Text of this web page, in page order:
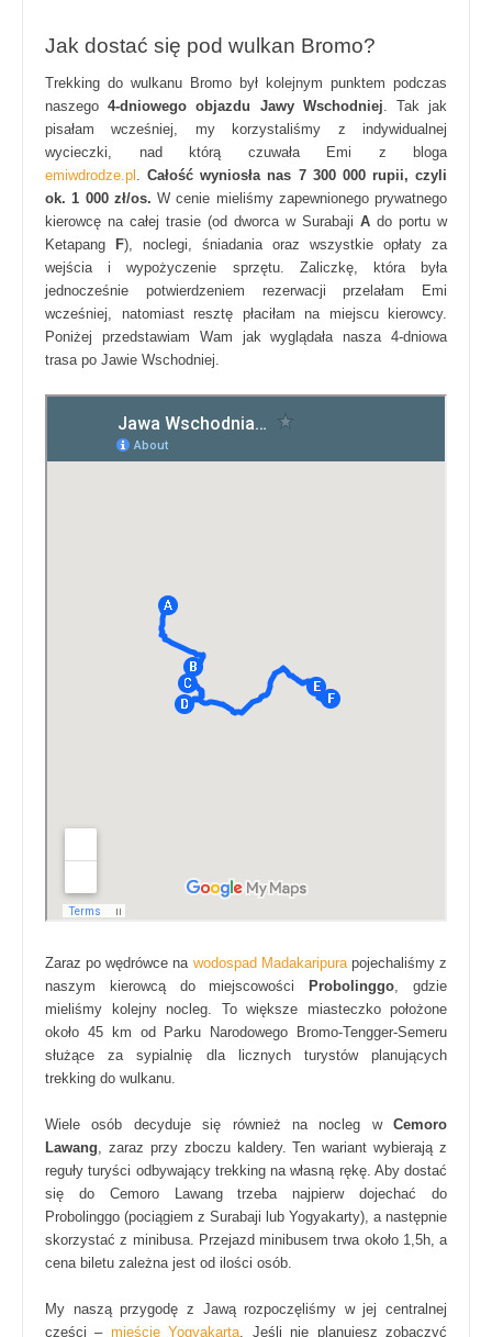
Jak dostać się pod wulkan Bromo?
Trekking do wulkanu Bromo był kolejnym punktem podczas
naszego4-dniowego objazdu Jawy Wschodniej. Tak jak
pisałam wcześniej, my korzystaliśmy z indywidualnej
wycieczki, nad którą czuwała Emi z bloga
emiwdrodze.pl .Całość wyniosła nas 7 300 000 rupii, czyli
ok. 1 000 zł/os. W cenie mieliśmy zapewnionego prywatnego
kierowcę na całej trasie (od dworca w Surabaji A do portu w
Ketapang
F), noclegi, śniadania oraz wszystkie opłaty za
wejścia i wypożyczenie sprzętu. Zaliczkę, która była
jednocześnie potwierdzeniem rezerwacji przelałam Emi
wcześniej, natomiast resztę płaciłam na miejscu kierowcy.
Poniżej przedstawiam Wam jak wyglądała nasza 4-dniowa
trasa po Jawie Wschodniej.
Zaraz po wędrówce na wodospad Madakaripurapojechaliśmy z
naszym kierowcą do miejscowości
Probolinggo, gdzie
mieliśmy kolejny nocleg. To większe miasteczko położone
około 45 km od Parku Narodowego Bromo-Tengger-Semeru
służące za sypialnię dla licznych turystów planujących
trekking do wulkanu.
Wiele osób decyduje się również na nocleg w Cemoro
Lawang, zaraz przy zboczu kaldery. Ten wariant wybierają z
reguły turyści odbywający trekking na własną rękę. Aby dostać
się do Cemoro Lawang trzeba najpierw dojechać do
Probolinggo (pociągiem z Surabaji lub Yogyakarty), a następnie
skorzystać z minibusa. Przejazd minibusem trwa około 1,5h, a
cena biletu zależna jest od ilości osób.
My naszą przygodę z Jawą rozpoczęliśmy w jej centralnej
części – mieście Yogyakarta. Jeśli nie planujesz zobaczyć